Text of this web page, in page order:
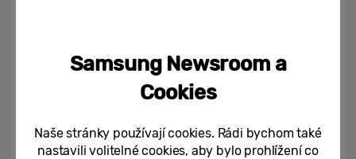
Již brzy: Nová úroveň soukromí
28/01/2026
Samsung Newsroom a
Cookies
Naše stránky používají cookies. Rádi bychom také
nastavili volitelné cookies, aby bylo prohlížení co